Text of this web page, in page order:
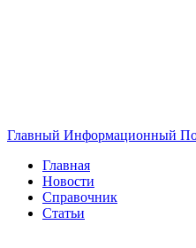
Главный Информационный
Главная
Новости
Справочник
Статьи